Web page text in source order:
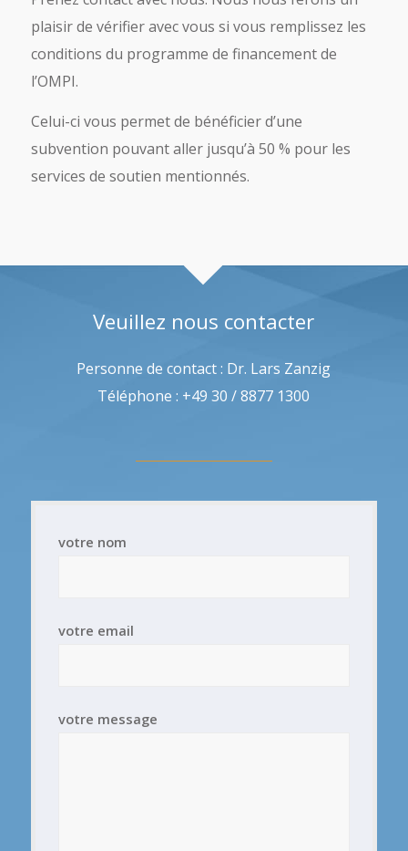
plaisir de vérifier avec vous si vous remplissez les
conditions du programme de financement de
l’OMPI.
Celui-ci vous permet de bénéficier d’une
subvention pouvant aller jusqu’à 50 % pour les
services de soutien mentionnés.
Veuillez nous contacter
Personne de contact : Dr. Lars Zanzig
Téléphone : +49 30 / 8877 1300
votre nom
votre email
votre message